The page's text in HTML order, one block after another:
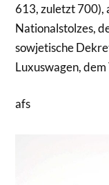
613, zuletzt 700),
Nationalstolzes,
sowjetische
Luxuswagen,
afs